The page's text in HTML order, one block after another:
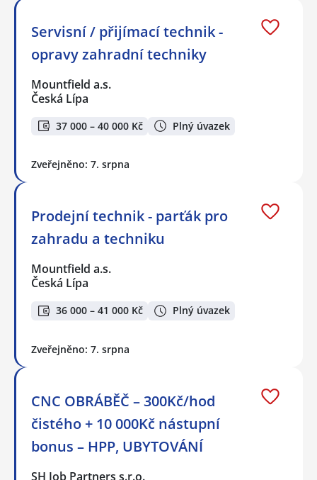
Servisní / přijímací technik -
opravy zahradní techniky
Mountfield a.s.
Česká Lípa
37 000 – 40 000 Kč Plný úvazek
Zveřejněno: 7. srpna
Prodejní technik - parťák pro
zahradu a techniku
Mountfield a.s.
Česká Lípa
36 000 – 41 000 Kč Plný úvazek
Zveřejněno: 7. srpna
CNC OBRÁBĚČ – 300Kč/hod
čistého + 10 000Kč nástupní
bonus – HPP, UBYTOVÁNÍ
SH Job Partners s.r.o.